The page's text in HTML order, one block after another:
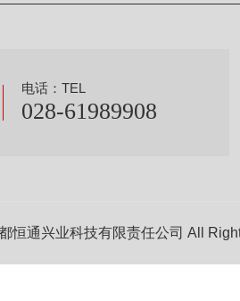
电话：TEL
028-61989908
恒通兴业科技有限责任公司 All